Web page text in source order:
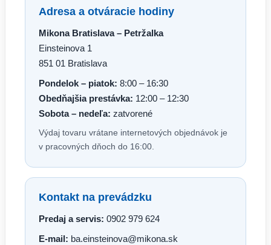
Adresa a otváracie hodiny
Mikona Bratislava – Petržalka
Einsteinova 1
851 01 Bratislava
Pondelok – piatok: 8:00 – 16:30
Obedňajšia prestávka: 12:00 – 12:30
Sobota – nedeľa: zatvorené
Výdaj tovaru vrátane internetových objednávok je
v pracovných dňoch do 16:00.
Kontakt na prevádzku
Predaj a servis: 0902 979 624
E-mail: ba.einsteinova@mikona.sk